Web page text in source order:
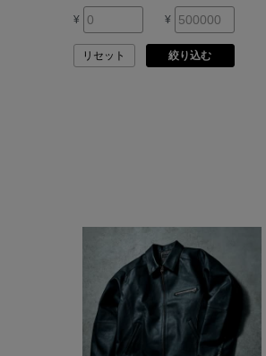
ARMA
ASAUCE MELER
ATHLETICS FTWR
ATTO VANNUCCI
FIRENZE
¥ ¥
リセット 絞り込む